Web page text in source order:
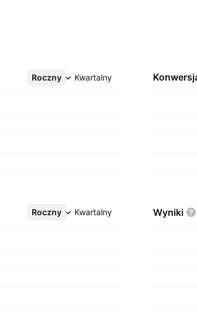
Roczny Kwartalny
Więcej
Roczny Kwartalny
Więcej Wyniki